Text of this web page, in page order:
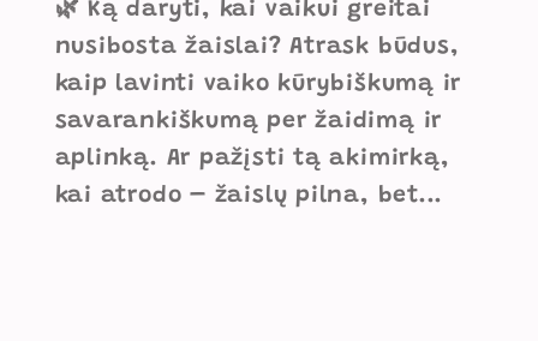
🌿 Ką daryti, kai vaikui greitai
nusibosta žaislai? Atrask būdus,
kaip lavinti vaiko kūrybiškumą ir
savarankiškumą per žaidimą ir
aplinką. Ar pažįsti tą akimirką,
kai atrodo – žaislų pilna, bet...